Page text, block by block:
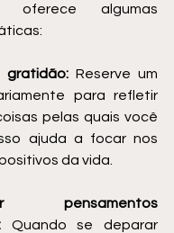
oferece algumas
gratidão: Reserve um
para refletir
pelas quais você
ajuda a focar nos
da vida.
pensamentos
Quando se deparar